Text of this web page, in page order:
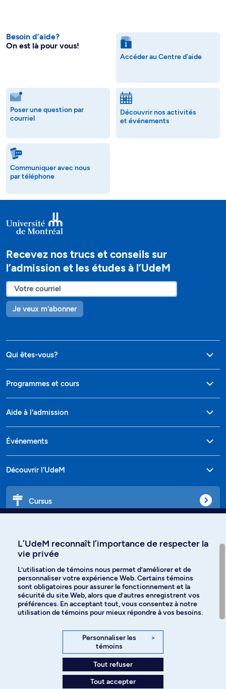
Besoin d’aide?
On est là pour vous!
Accéder au Centre d'aide
Poser une question par
courriel
Découvrir nos activités
et événements
Communiquer avec nous
par téléphone
Recevez nos trucs et conseils sur
l’admission et les études à l’UdeM
Je veux m'abonner
Qui êtes-vous?
Programmes et cours
Aide à l'admission
Événements
Découvrir l'UdeM
Cursus
Langues
Facebook Instagram
YouTube
L’UdeM reconnaît l’importance de respecter la
vie privée
L’utilisation de témoins nous permet d’améliorer et de
personnaliser votre expérience Web. Certains témoins
sont obligatoires pour assurer le fonctionnement et la
sécurité du site Web, alors que d’autres enregistrent vos
préférences. En acceptant tout, vous consentez à notre
utilisation de témoins pour mieux répondre à vos besoins.
Personnaliser les
témoins
>
Tout refuser
Tout accepter